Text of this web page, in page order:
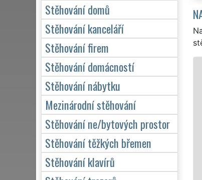
Stěhování domů
Stěhování kanceláří
Stěhování firem
Stěhování domácností
Stěhování nábytku
Mezinárodní stěhování
Stěhování ne/bytových prostor
Stěhování těžkých břemen
Stěhování klavírů